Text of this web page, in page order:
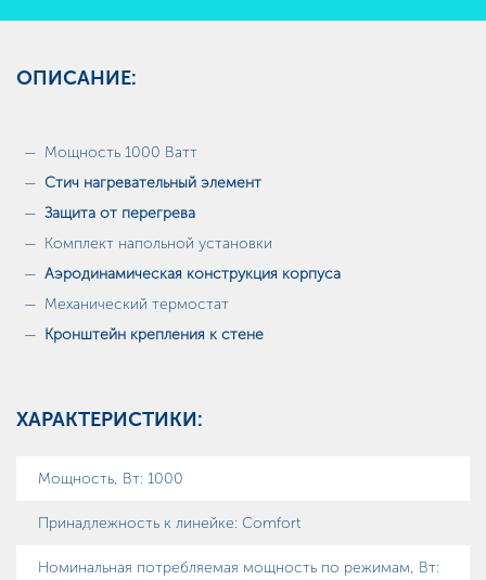
ОПИСАНИЕ:
Мощность 1000 Ватт
Стич нагревательный элемент
Защита от перегрева
Комплект напольной установки
Аэродинамическая конструкция корпуса
Механический термостат
Кронштейн крепления к стене
ХАРАКТЕРИСТИКИ:
Мощность, Вт: 1000
Принадлежность к линейке: Comfort
Номинальная потребляемая мощность по режимам, Вт: